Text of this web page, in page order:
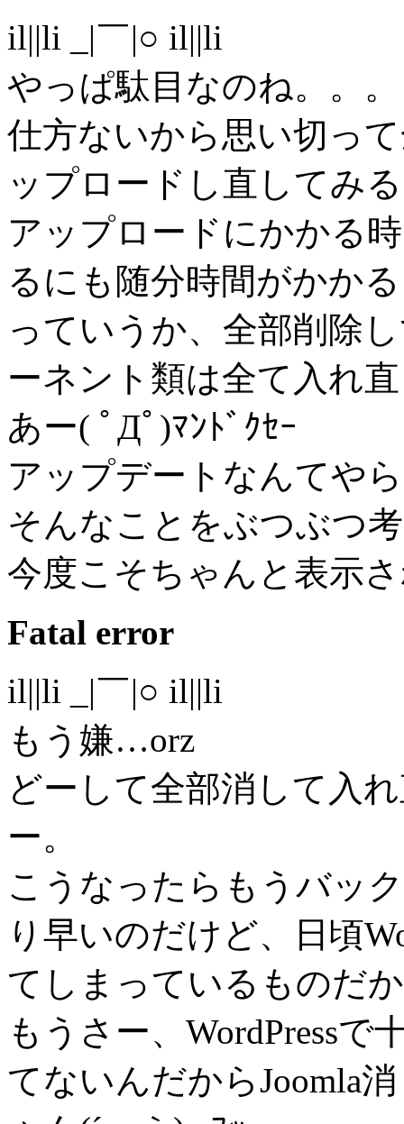
il||li _|￣|○ il||li
やっぱ駄目なのね。。。
仕方ないから思い切っ
ップロードし直してみ
アップロードにかかる
るにも随分時間がかか
っていうか、全部削除
ーネント類は全て入れ
あー( ﾟДﾟ)ﾏﾝﾄﾞｸｾｰ
アップデートなんてや
そんなことをぶつぶつ
今度こそちゃんと表示
Fatal error
il||li _|￣|○ il||li
もう嫌…orz
どーして全部消して入
ー。
こうなったらもうバッ
り早いのだけど、日頃
てしまっているものだ
もうさー、WordPress
てないんだからJoomla